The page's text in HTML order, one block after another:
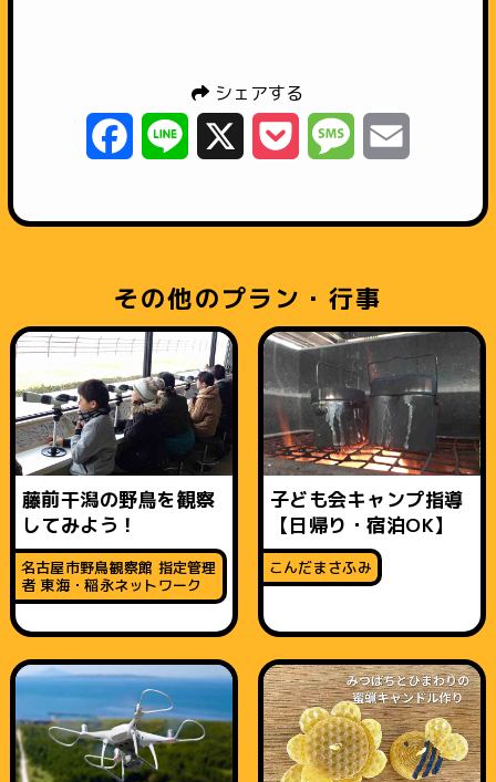
シェアする
Facebook
Line Pocket Message
その他のプラン・行事
藤前干潟の野鳥を観察
してみよう！
名古屋市野鳥観察館 指定管理
者 東海・稲永ネットワーク
子ども会キャンプ指導
【日帰り・宿泊OK】
こんだまさふみ